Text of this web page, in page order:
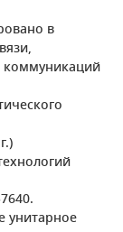
в
унитарное